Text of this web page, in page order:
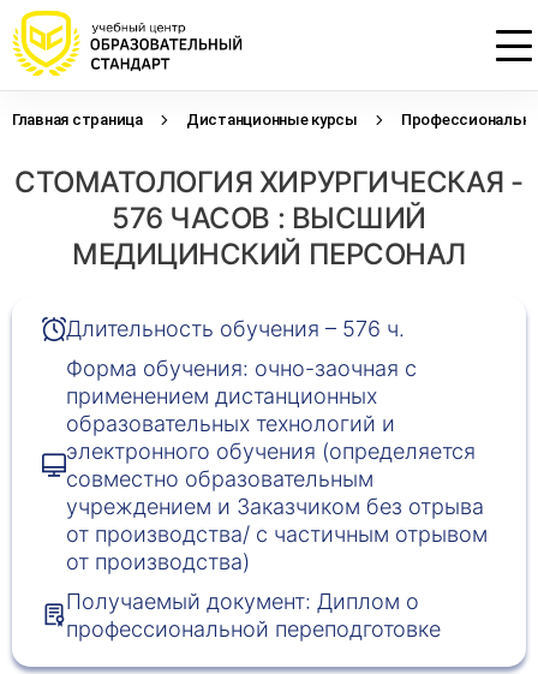
Главная страница Дистанционные курсы
СТОМАТОЛОГИЯ ХИРУРГИЧЕСКАЯ -
576 ЧАСОВ : ВЫСШИЙ
МЕДИЦИНСКИЙ ПЕРСОНАЛ
Длительность обучения – 576 ч.
Форма обучения: очно-заочная с
применением дистанционных
образовательных технологий и
электронного обучения (определяется
совместно образовательным
учреждением и Заказчиком без отрыва
от производства/ с частичным отрывом
от производства)
Получаемый документ: Диплом о
профессиональной переподготовке
Оставьте свои данные, наши специалисты
свяжутся с Вами
Приложите документы
Оставьте свои данные, наши специалисты
свяжутся с Вами
начислением баллов 14 ЗЕТ
Оставьте свои данные, наши специалисты
проконсультируют Вас
Получить консультацию